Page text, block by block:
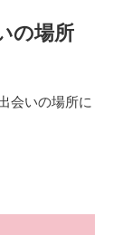
の場所
会いの場所に